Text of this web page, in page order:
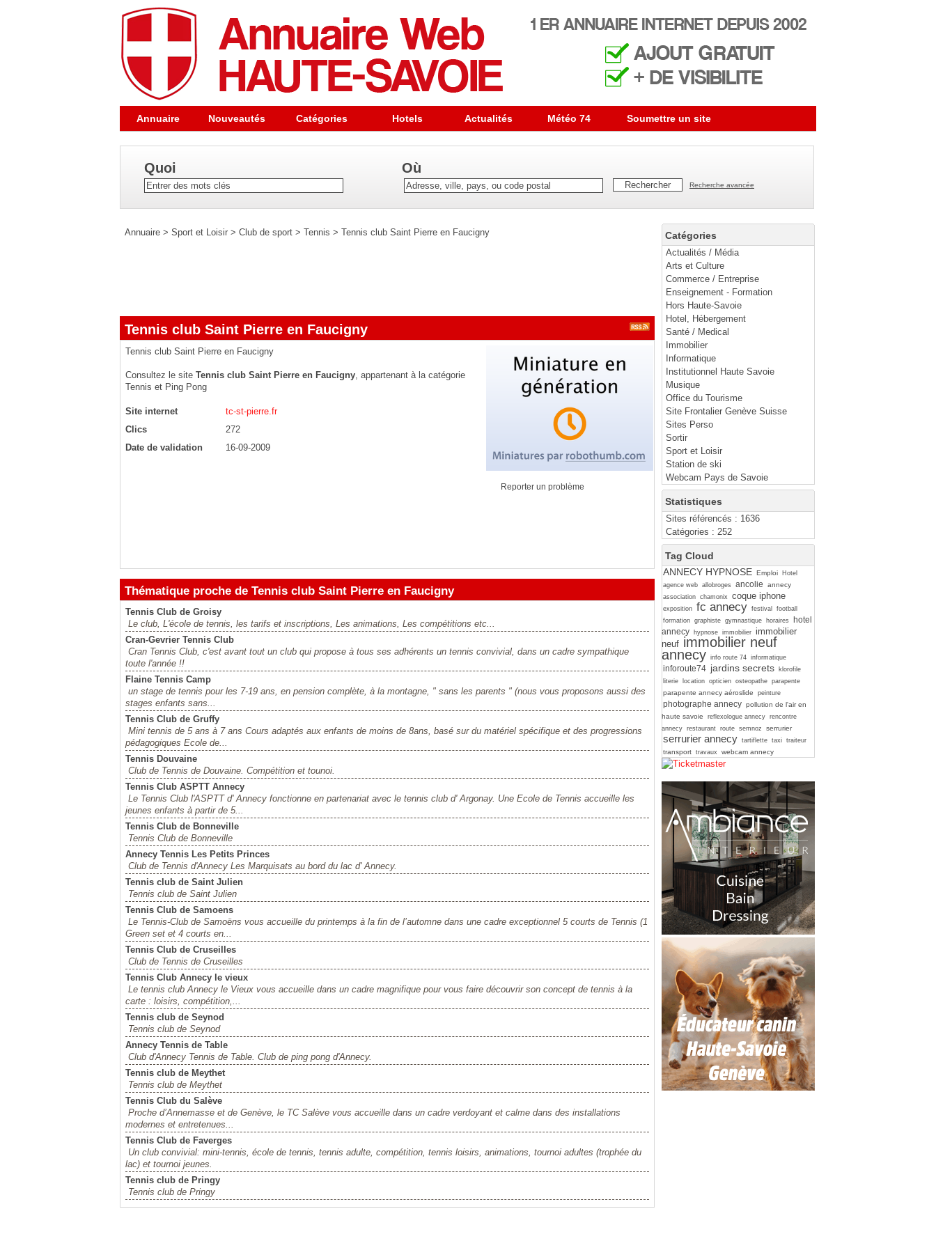
Annuaire Nouveautés Catégories Hotels Actualités Météo 74 Soumettre un site
Quoi Où
Recherche avancée
Catégories
Actualités / Média
Arts et Culture
Commerce / Entreprise
Enseignement - Formation
Hors Haute-Savoie
Hotel, Hébergement
Santé / Medical
Immobilier
Informatique
Institutionnel Haute Savoie
Musique
Office du Tourisme
Site Frontalier Genève Suisse
Sites Perso
Sortir
Sport et Loisir
Station de ski
Webcam Pays de Savoie
Statistiques
Sites référencés : 1636
Catégories : 252
Tag Cloud
ANNECY HYPNOSE Emploi
Hotel
agence web allobroges ancolie annecy
association chamonix coque iphone
exposition fc annecy festival
football
formation graphiste gymnastique horaires
hotel
annecy
hypnose immobilier immobilier
neuf immobilier neuf
annecy info route 74 informatique
inforoute74 jardins secrets
klorofile
literie
location opticien osteopathe parapente
parapente annecy aéroslide peinture
photographe annecy pollution de l'air en
haute savoie
reflexologue annecy rencontre
annecy restaurant route semnoz serrurier
serrurier annecy tartiflette taxi traiteur
transport travaux webcam annecy
Annuaire > Sport et Loisir > Club de sport > Tennis > Tennis club Saint Pierre en Faucigny
Tennis club Saint Pierre en Faucigny
Tennis club Saint Pierre en Faucigny
Consultez le site Tennis club Saint Pierre en Faucigny, appartenant à la catégorie
Tennis et Ping Pong
Site internet
tc-st-pierre.fr
Clics
272
Date de validation
16-09-2009
Reporter un problème
Thématique proche de Tennis club Saint Pierre en Faucigny
Tennis Club de Groisy
Le club, L'école de tennis, les tarifs et inscriptions, Les animations, Les compétitions etc...
Cran-Gevrier Tennis Club
Cran Tennis Club, c'est avant tout un club qui propose à tous ses adhérents un tennis convivial, dans un cadre sympathique
toute l'année !!
Flaine Tennis Camp
un stage de tennis pour les 7-19 ans, en pension complète, à la montagne, " sans les parents " (nous vous proposons aussi des
stages enfants sans...
Tennis Club de Gruffy
Mini tennis de 5 ans à 7 ans Cours adaptés aux enfants de moins de 8ans, basé sur du matériel spécifique et des progressions
pédagogiques Ecole de...
Tennis Douvaine
Club de Tennis de Douvaine. Compétition et tounoi.
Tennis Club ASPTT Annecy
Le Tennis Club l'ASPTT d' Annecy fonctionne en partenariat avec le tennis club d' Argonay. Une Ecole de Tennis accueille les
jeunes enfants à partir de 5...
Tennis Club de Bonneville
Tennis Club de Bonneville
Annecy Tennis Les Petits Princes
Club de Tennis d'Annecy Les Marquisats au bord du lac d' Annecy.
Tennis club de Saint Julien
Tennis club de Saint Julien
Tennis Club de Samoens
Le Tennis-Club de Samoëns vous accueille du printemps à la fin de l’automne dans une cadre exceptionnel 5 courts de Tennis (1
Green set et 4 courts en...
Tennis Club de Cruseilles
Club de Tennis de Cruseilles
Tennis Club Annecy le vieux
Le tennis club Annecy le Vieux vous accueille dans un cadre magnifique pour vous faire découvrir son concept de tennis à la
carte : loisirs, compétition,...
Tennis club de Seynod
Tennis club de Seynod
Annecy Tennis de Table
Club d'Annecy Tennis de Table. Club de ping pong d'Annecy.
Tennis club de Meythet
Tennis club de Meythet
Tennis Club du Salève
Proche d’Annemasse et de Genève, le TC Salève vous accueille dans un cadre verdoyant et calme dans des installations
modernes et entretenues...
Tennis Club de Faverges
Un club convivial: mini-tennis, école de tennis, tennis adulte, compétition, tennis loisirs, animations, tournoi adultes (trophée du
lac) et tournoi jeunes.
Tennis club de Pringy
Tennis club de Pringy